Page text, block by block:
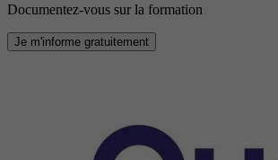
Documentez-vous sur la formation
Je m'informe gratuitement